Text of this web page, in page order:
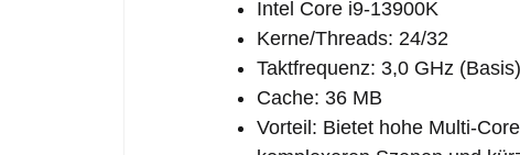
Intel Core i9-13900K
Kerne/Threads: 24/32
Taktfrequenz: 3,0 GHz
Cache: 36 MB
Vorteil: Bietet hohe Multi-